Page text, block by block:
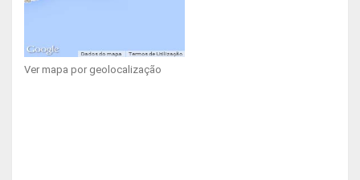
Ver mapa por geolocalização